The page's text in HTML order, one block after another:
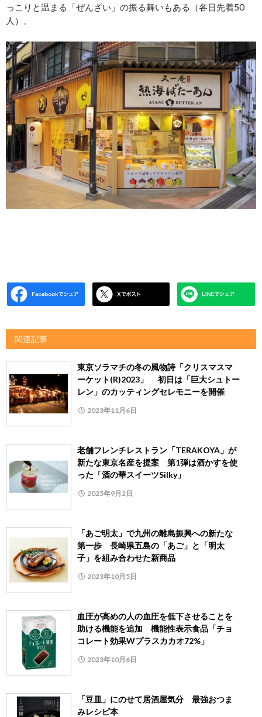
っこりと温まる「ぜんざい」の振る舞いもある（各日先着50
人）。
関連記事
東京ソラマチの冬の風物詩「クリスマスマ
ーケット(R)2023」 初日は「巨大シュトー
レン」のカッティングセレモニーを開催
2023年11月6日
老舗フレンチレストラン「TERAKOYA」が
新たな東京名産を提案 第1弾は酒かすを使
った「酒の華スイーツSilky」
2025年9月2日
「あご明太」で九州の離島振興への新たな
第一歩 長崎県五島の「あご」と「明太
子」を組み合わせた新商品
2023年10月5日
血圧が高めの人の血圧を低下させることを
助ける機能を追加 機能性表示食品「チョ
コレート効果Wプラスカカオ72%」
2023年10月6日
「豆皿」にのせて居酒屋気分 最強おつま
みレシピ本